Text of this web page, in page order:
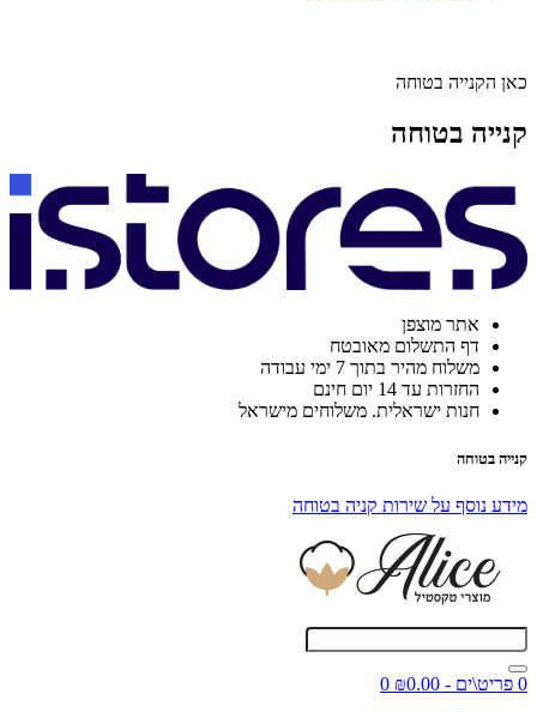
כאן הקנייה בטוחה
קנייה בטוחה
אתר מוצפן
דף התשלום מאובטח
משלוח מהיר בתוך 7 ימי עבודה
החזרות עד 14 יום חינם
חנות ישראלית. משלוחים מישראל
קנייה בטוחה
מידע נוסף על שירות קניה בטוחה
0 פריט\ים - ₪0.00
0